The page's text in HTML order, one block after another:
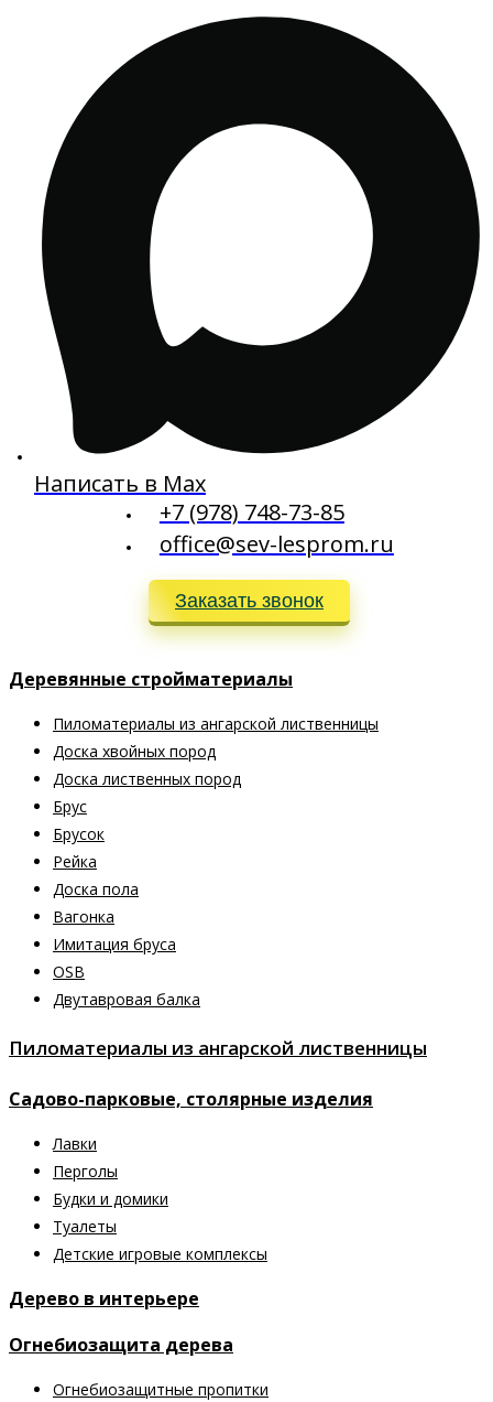
Написать в Max
+7 (978) 748-73-85
office@sev-lesprom.ru
Заказать звонок
Деревянные стройматериалы
Пиломатериалы из ангарской лиственницы
Доска хвойных пород
Доска лиственных пород
Брус
Брусок
Рейка
Доска пола
Вагонка
Имитация бруса
OSB
Двутавровая балка
Пиломатериалы из ангарской лиственницы
Садово-парковые, столярные изделия
Лавки
Перголы
Будки и домики
Туалеты
Детские игровые комплексы
Дерево в интерьере
Огнебиозащита дерева
Огнебиозащитные пропитки